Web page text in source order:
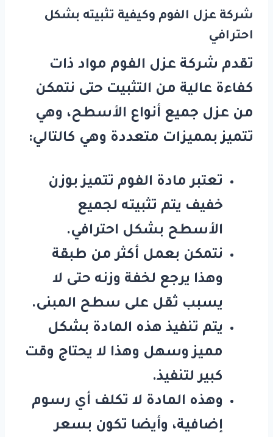
شركة عزل الفوم وكيفية تثبيته بشكل
احترافي
تقدم شركة عزل الفوم مواد ذات
كفاءة عالية من التثبيت حتى نتمكن
من عزل جميع أنواع الأسطح، وهي
تتميز بمميزات متعددة وهي كالتالي:
تعتبر مادة الفوم تتميز بوزن
خفيف يتم تثبيته لجميع
الأسطح بشكل احترافي.
نتمكن بعمل أكثر من طبقة
وهذا يرجع لخفة وزنه حتى لا
يسبب ثقل على سطح المبنى.
يتم تنفيذ هذه المادة بشكل
مميز وسهل وهذا لا يحتاج وقت
كبير لتنفيذ.
وهذه المادة لا تكلف أي رسوم
إضافية، وأيضا تكون بسعر